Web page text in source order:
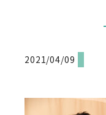
2021/04/09